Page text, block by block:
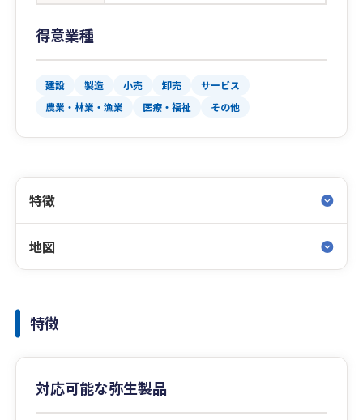
得意業種
建設 製造 小売 卸売
サービス
農業・林業・漁業
医療・福祉 その他
特徴
地図
特徴
対応可能な弥生製品